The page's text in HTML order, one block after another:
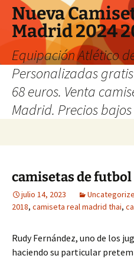
Nueva
Madrid 2024
Equipación Atlético
Personalizadas
68 euros. Venta
Madrid. Precios
camisetas de
julio 14, 2023
2018, camiseta real madrid thai,
Rudy Fernández, uno de los
haciendo su particular